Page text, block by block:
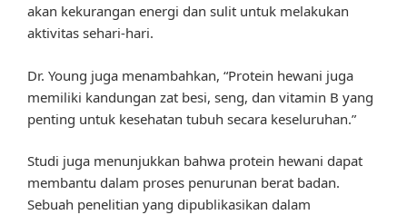
akan kekurangan energi dan sulit untuk melakukan
aktivitas sehari-hari.
Dr. Young juga menambahkan, “Protein hewani juga
memiliki kandungan zat besi, seng, dan vitamin B yang
penting untuk kesehatan tubuh secara keseluruhan.”
Studi juga menunjukkan bahwa protein hewani dapat
membantu dalam proses penurunan berat badan.
Sebuah penelitian yang dipublikasikan dalam